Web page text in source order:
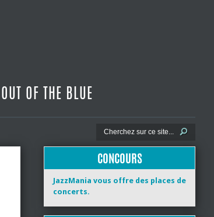
OUT OF THE BLUE
CONCOURS
JazzMania vous offre des places de
concerts.